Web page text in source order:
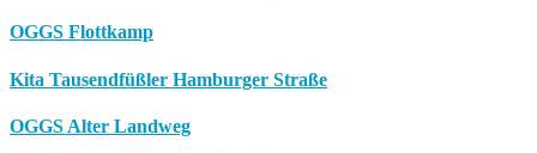
OGGS Flottkamp
Kita Tausendfüßler Hamburger Straße
OGGS Alter Landweg